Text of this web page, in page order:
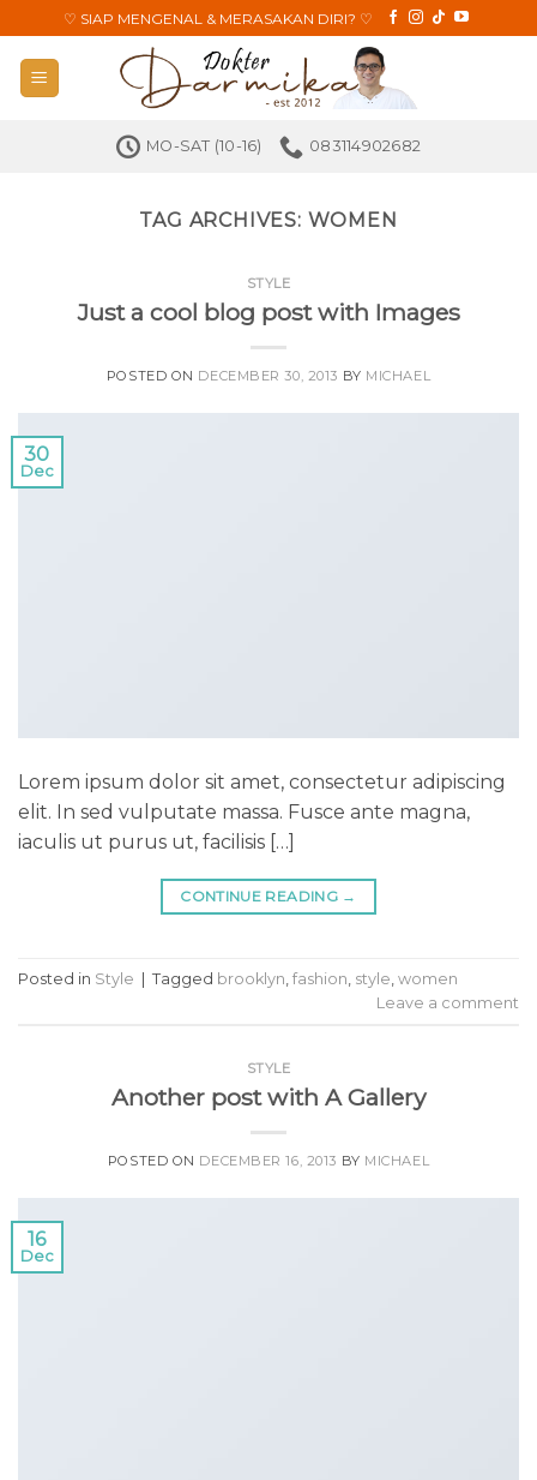
to
content
♡ SIAP MENGENAL & MERASAKAN DIRI? ♡
MO-SAT (10-16) 083114902682
TAG ARCHIVES: WOMEN
STYLE
Just a cool blog post with Images
POSTED ON DECEMBER 30, 2013 BY MICHAEL
30
Dec
Lorem ipsum dolor sit amet, consectetur adipiscing
elit. In sed vulputate massa. Fusce ante magna,
iaculis ut purus ut, facilisis […]
CONTINUE READING →
Posted in Style | Tagged brooklyn fashion style women
Leave a comment
STYLE
Another post with A Gallery
POSTED ON DECEMBER 16, 2013 BY MICHAEL
16
Dec